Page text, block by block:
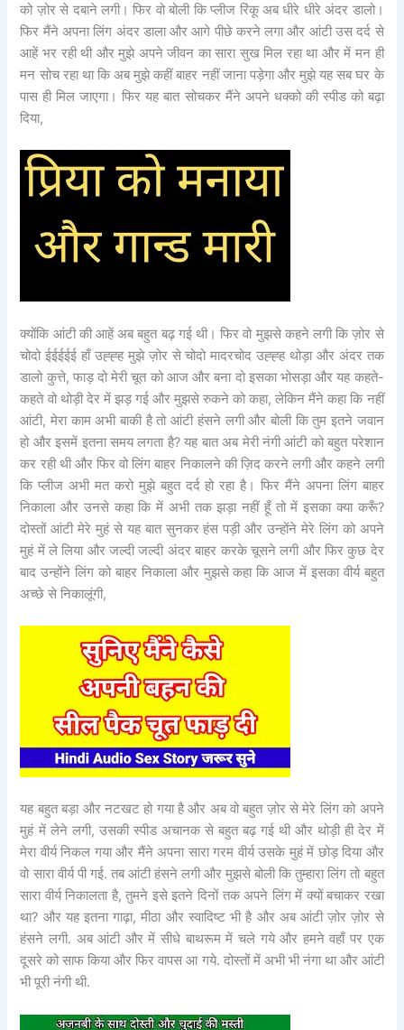
को ज़ोर से दबाने लगी। फिर वो बोली कि प्लीज रिंकू अब धीरे धीरे अंदर डालो।
फिर मैंने अपना लिंग अंदर डाला और आगे पीछे करने लगा और आंटी उस दर्द से
आहें भर रही थी और मुझे अपने जीवन का सारा सुख मिल रहा था और में मन ही
मन सोच रहा था कि अब मुझे कहीं बाहर नहीं जाना पड़ेगा और मुझे यह सब घर के
पास ही मिल जाएगा। फिर यह बात सोचकर मैंने अपने धक्को की स्पीड को बढ़ा
दिया,
क्योंकि आंटी की आहें अब बहुत बढ़ गई थी। फिर वो मुझसे कहने लगी कि ज़ोर से
चोदो ईईईईई हाँ उह्ह्ह मुझे ज़ोर से चोदो मादरचोद उह्ह्ह थोड़ा और अंदर तक
डालो कुत्ते, फाड़ दो मेरी चूत को आज और बना दो इसका भोसड़ा और यह कहते-
कहते वो थोड़ी देर में झड़ गई और मुझसे रुकने को कहा, लेकिन मैंने कहा कि नहीं
आंटी, मेरा काम अभी बाकी है तो आंटी हंसने लगी और बोली कि तुम इतने जवान
हो और इसमें इतना समय लगता है? यह बात अब मेरी नंगी आंटी को बहुत परेशान
कर रही थी और फिर वो लिंग बाहर निकालने की ज़िद करने लगी और कहने लगी
कि प्लीज अभी मत करो मुझे बहुत दर्द हो रहा है। फिर मैंने अपना लिंग बाहर
निकाला और उनसे कहा कि में अभी तक झड़ा नहीं हूँ तो में इसका क्या करूँ?
दोस्तों आंटी मेरे मुहं से यह बात सुनकर हंस पड़ी और उन्होंने मेरे लिंग को अपने
मुहं में ले लिया और जल्दी जल्दी अंदर बाहर करके चूसने लगी और फिर कुछ देर
बाद उन्होंने लिंग को बाहर निकाला और मुझसे कहा कि आज में इसका वीर्य बहुत
अच्छे से निकालूंगी,
यह बहुत बड़ा और नटखट हो गया है और अब वो बहुत ज़ोर से मेरे लिंग को अपने
मुहं में लेने लगी, उसकी स्पीड अचानक से बहुत बढ़ गई थी और थोड़ी ही देर में
मेरा वीर्य निकल गया और मैंने अपना सारा गरम वीर्य उसके मुहं में छोड़ दिया और
वो सारा वीर्य पी गई. तब आंटी हंसने लगी और मुझसे बोली कि तुम्हारा लिंग तो बहुत
सारा वीर्य निकालता है, तुमने इसे इतने दिनों तक अपने लिंग में क्यों बचाकर रखा
था? और यह इतना गाढ़ा, मीठा और स्वादिष्ट भी है और अब आंटी ज़ोर ज़ोर से
हंसने लगी. अब आंटी और में सीधे बाथरूम में चले गये और हमने वहाँ पर एक
दूसरे को साफ किया और फिर वापस आ गये. दोस्तों में अभी भी नंगा था और आंटी
भी पूरी नंगी थी.